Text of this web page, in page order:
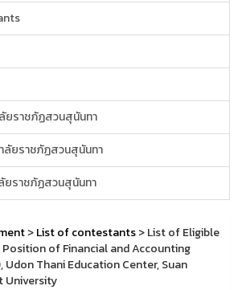
ยราชภัฏสวนสุนันทา
ลัยราชภัฏสวนสุนันทา
ยราชภัฏสวนสุนันทา
>List of contestants> List of Eligible
of Financial and Accounting
Udon Thani Education Center, Suan
University